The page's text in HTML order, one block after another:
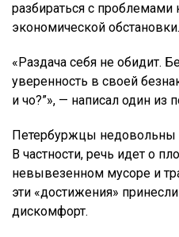
разбираться с проблемами
экономической обстановки.
«Раздача себя не обидит.
уверенность в своей
и чо?”», — написал один из
Петербуржцы недовольны
В частности, речь идет о
невывезенном мусоре и
эти «достижения»
дискомфорт.